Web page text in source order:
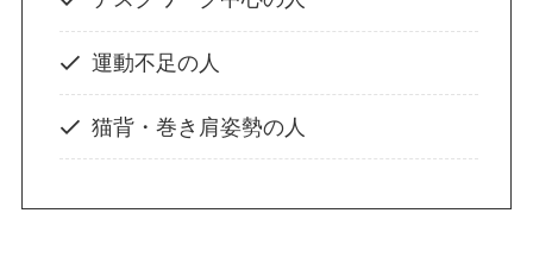
運動不足の人
猫背・巻き肩姿勢の人